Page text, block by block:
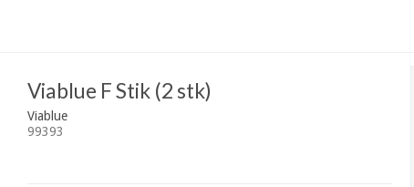
Viablue F Stik (2 stk)
Viablue
99393